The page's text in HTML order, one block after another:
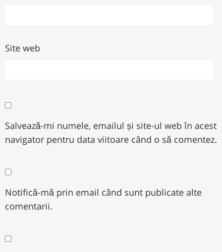
Site web
Salvează-mi numele, emailul și site-ul web în acest
navigator pentru data viitoare când o să comentez.
Notifică-mă prin email când sunt publicate alte
comentarii.